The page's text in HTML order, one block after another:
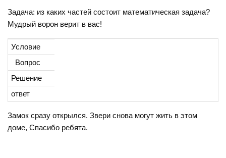
Задача: из каких частей состоит математическая задача?
Мудрый ворон верит в вас!
Условие
Вопрос
Решение
ответ
Замок сразу открылся. Звери снова могут жить в этом
доме, Спасибо ребята.